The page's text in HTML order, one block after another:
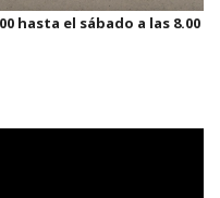
hasta el sábado a las 8.00